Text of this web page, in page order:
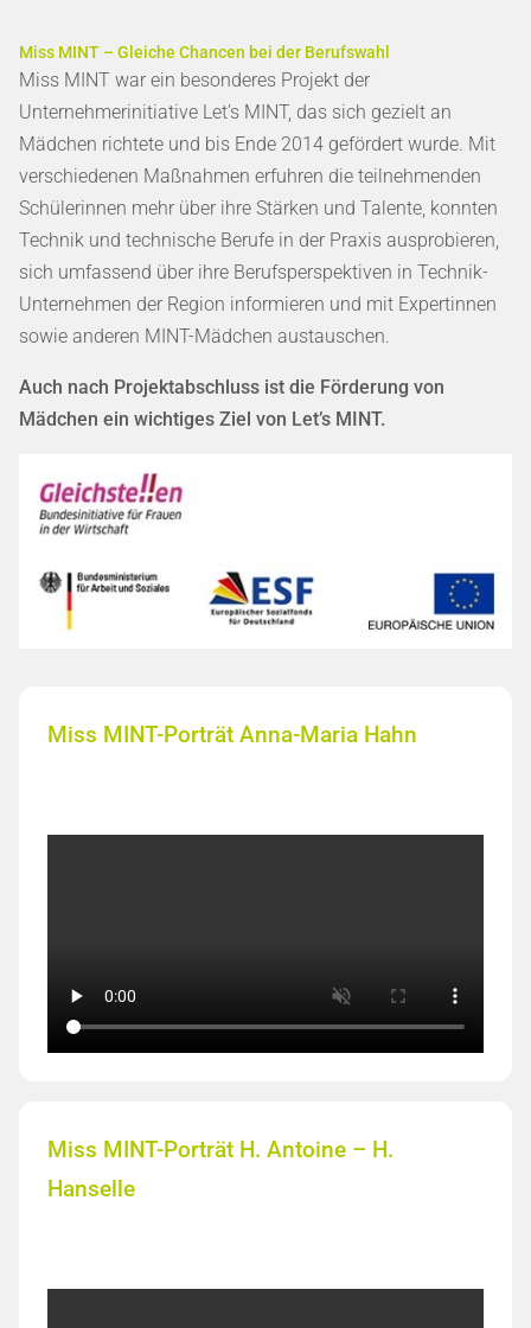
Miss MINT – Gleiche Chancen bei der Berufswahl
Miss MINT war ein besonderes Projekt der
Unternehmerinitiative Let’s MINT, das sich gezielt an
Mädchen richtete und bis Ende 2014 gefördert wurde. Mit
verschiedenen Maßnahmen erfuhren die teilnehmenden
Schülerinnen mehr über ihre Stärken und Talente, konnten
Technik und technische Berufe in der Praxis ausprobieren,
sich umfassend über ihre Berufsperspektiven in Technik-
Unternehmen der Region informieren und mit Expertinnen
sowie anderen MINT-Mädchen austauschen.
Auch nach Projektabschluss ist die Förderung von
Mädchen ein wichtiges Ziel von Let’s MINT.
Miss MINT-Porträt Anna-Maria Hahn
Miss MINT-Porträt H. Antoine – H.
Hanselle